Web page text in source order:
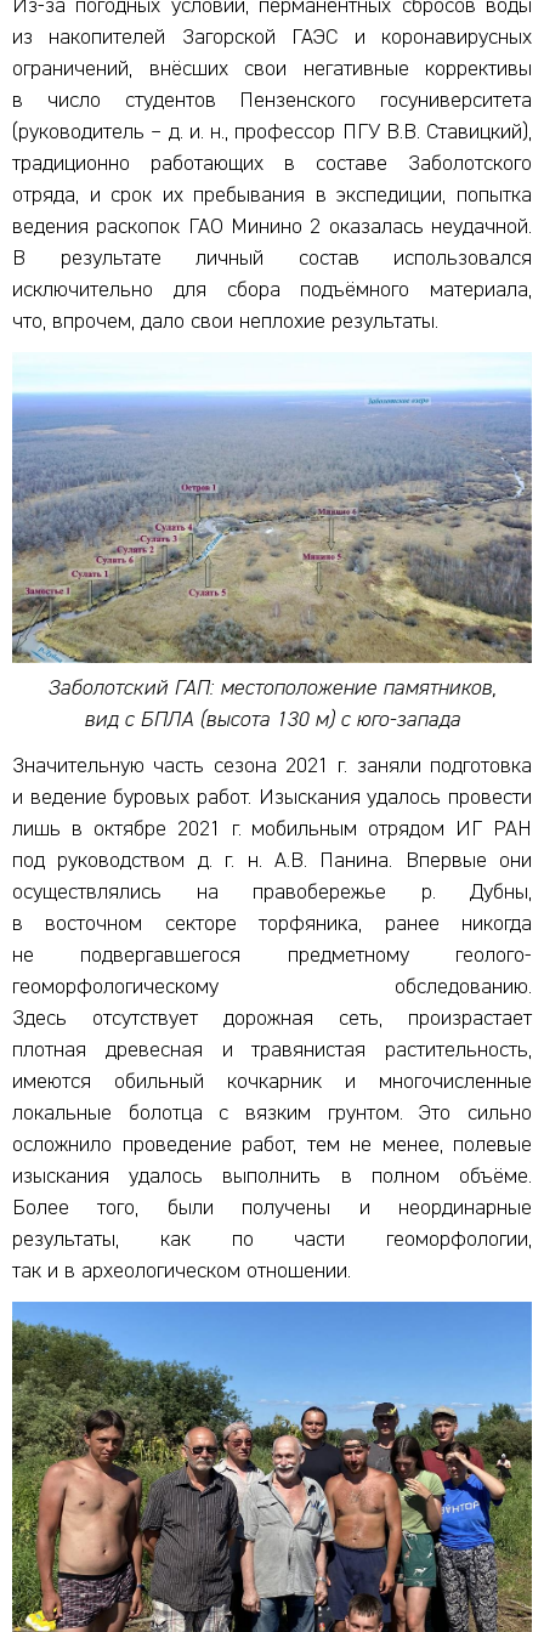
Из-за погодных условий, перманентных сбросов воды
из накопителей Загорской ГАЭС и коронавирусных
ограничений, внёсших свои негативные коррективы
в число студентов Пензенского госуниверситета
(руководитель – д. и. н., профессор ПГУ В.В. Ставицкий),
традиционно работающих в составе Заболотского
отряда, и срок их пребывания в экспедиции, попытка
ведения раскопок ГАО Минино 2 оказалась неудачной.
В результате личный состав использовался
исключительно для сбора подъёмного материала,
что, впрочем, дало свои неплохие результаты.
Заболотский ГАП: местоположение памятников,
вид с БПЛА (высота 130 м) с юго-запада
Значительную часть сезона 2021 г. заняли подготовка
и ведение буровых работ. Изыскания удалось провести
лишь в октябре 2021 г. мобильным отрядом ИГ РАН
под руководством д. г. н. А.В. Панина. Впервые они
осуществлялись на правобережье р. Дубны,
в восточном секторе торфяника, ранее никогда
не подвергавшегося предметному геолого-
геоморфологическому обследованию.
Здесь отсутствует дорожная сеть, произрастает
плотная древесная и травянистая растительность,
имеются обильный кочкарник и многочисленные
локальные болотца с вязким грунтом. Это сильно
осложнило проведение работ, тем не менее, полевые
изыскания удалось выполнить в полном объёме.
Более того, были получены и неординарные
результаты, как по части геоморфологии,
так и в археологическом отношении.